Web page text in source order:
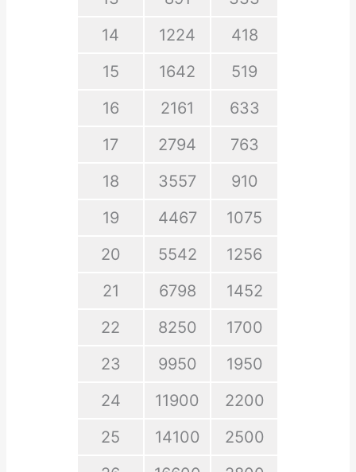
14
1224
418
15
1642
519
16
2161
633
17
2794
763
18
3557
910
19
4467
1075
20
5542
1256
21
6798
1452
22
8250
1700
23
9950
1950
24
11900
2200
25
14100
2500